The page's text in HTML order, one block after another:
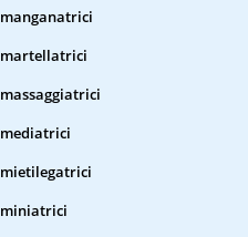
manganatrici
martellatrici
massaggiatrici
mediatrici
mietilegatrici
miniatrici